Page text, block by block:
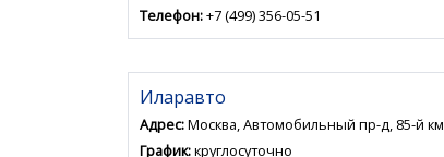
Телефон:+7 (499) 356-05-51
Иларавто
Адрес:Москва, Автомобильный пр-д, 85-й км
График:круглосуточно